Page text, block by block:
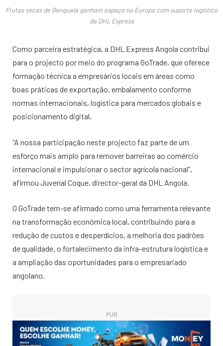
Frutas secas de Benguela ganham espaço na Europa com suporte logístico
da DHL Express
Como parceira estratégica, a DHL Express Angola contribui
para o projecto por meio do programa GoTrade, que oferece
formação técnica a empresários locais em áreas como
boas práticas de exportação, embalamento conforme
normas internacionais, logística para mercados globais e
posicionamento digital.
“A nossa participação neste projecto faz parte de um
esforço mais amplo para remover barreiras ao comércio
internacional e impulsionar o sector agrícola nacional”,
afirmou Juvenal Coque, director-geral da DHL Angola.
O GoTrade tem-se afirmado como uma ferramenta relevante
na transformação económica local, contribuindo para a
redução de custos e desperdícios, a melhoria dos padrões
de qualidade, o fortalecimento da infra-estrutura logística e
a ampliação das oportunidades para o empresariado
angolano.
PUB